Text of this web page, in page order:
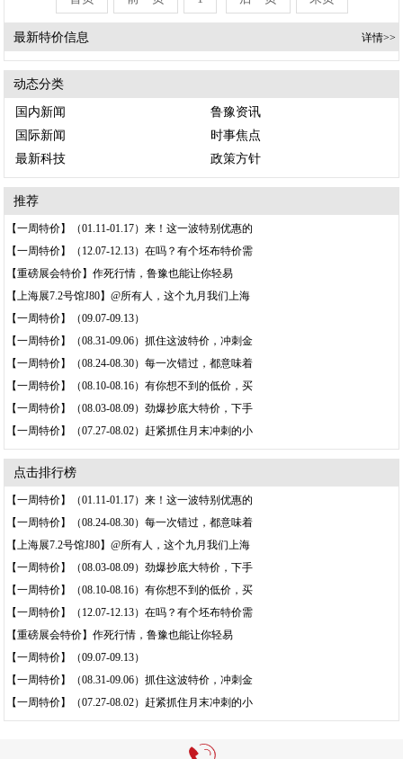
最新特价信息 详情>>
动态分类
国内新闻
鲁豫资讯
国际新闻
时事焦点
最新科技
政策方针
推荐
【一周特价】（01.11-01.17）来！这一波特别优惠的
【一周特价】（12.07-12.13）在吗？有个坯布特价需
【重磅展会特价】作死行情，鲁豫也能让你轻易
【上海展7.2号馆J80】@所有人，这个九月我们上海
【一周特价】（09.07-09.13）
【一周特价】（08.31-09.06）抓住这波特价，冲刺金
【一周特价】（08.24-08.30）每一次错过，都意味着
【一周特价】（08.10-08.16）有你想不到的低价，买
【一周特价】（08.03-08.09）劲爆抄底大特价，下手
【一周特价】（07.27-08.02）赶紧抓住月末冲刺的小
点击排行榜
【一周特价】（01.11-01.17）来！这一波特别优惠的
【一周特价】（08.24-08.30）每一次错过，都意味着
【上海展7.2号馆J80】@所有人，这个九月我们上海
【一周特价】（08.03-08.09）劲爆抄底大特价，下手
【一周特价】（08.10-08.16）有你想不到的低价，买
【一周特价】（12.07-12.13）在吗？有个坯布特价需
【重磅展会特价】作死行情，鲁豫也能让你轻易
【一周特价】（09.07-09.13）
【一周特价】（08.31-09.06）抓住这波特价，冲刺金
【一周特价】（07.27-08.02）赶紧抓住月末冲刺的小